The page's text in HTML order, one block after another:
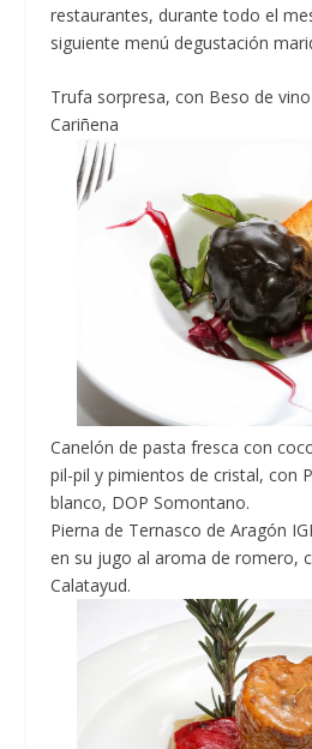
restaurantes, durante todo el
siguiente menú degustación
Trufa sorpresa, con Beso de
Cariñena
Canelón de pasta fresca con
pil-pil y pimientos de cristal, con
blanco, DOP Somontano.
Pierna de Ternasco de Aragón
en su jugo al aroma de romero,
Calatayud.